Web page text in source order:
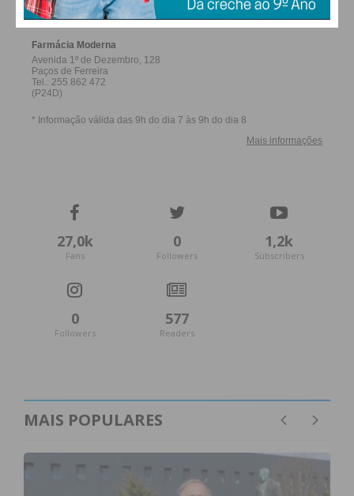
27,0k
Fans
0
Followers
1,2k
Subscribers
0
Followers
577
Readers
MAIS POPULARES